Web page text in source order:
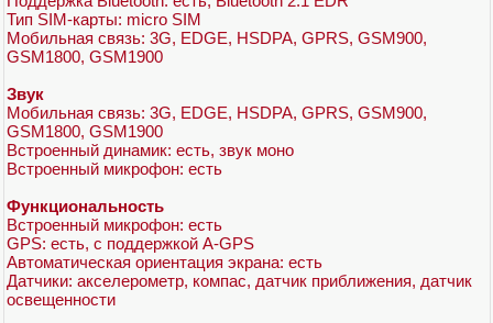
Тип SIM-карты: micro SIM
Мобильная связь: 3G, EDGE, HSDPA, GPRS, GSM900,
GSM1800, GSM1900
Звук
Мобильная связь: 3G, EDGE, HSDPA, GPRS, GSM900,
GSM1800, GSM1900
Встроенный динамик: есть, звук моно
Встроенный микрофон: есть
Функциональность
Встроенный микрофон: есть
GPS: есть, с поддержкой A-GPS
Автоматическая ориентация экрана: есть
Датчики: акселерометр, компас, датчик приближения, датчик
освещенности